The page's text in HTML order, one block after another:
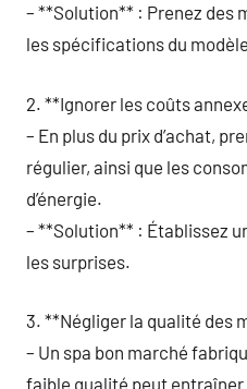
– **Solution** : Prenez des
les spécifications du
2. **Ignorer les coûts
– En plus du prix d’achat,
régulier, ainsi que les
d’énergie.
– **Solution** : Établissez
les surprises.
3. **Négliger la qualité des
– Un spa bon marché
faible qualité peut